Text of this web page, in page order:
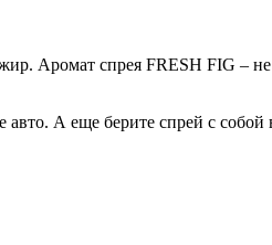
Аромат спрея FRESH FIG –
авто. А еще берите спрей с